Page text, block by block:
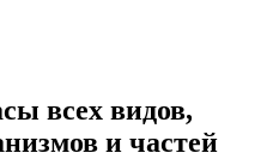
всех видов,
и частей